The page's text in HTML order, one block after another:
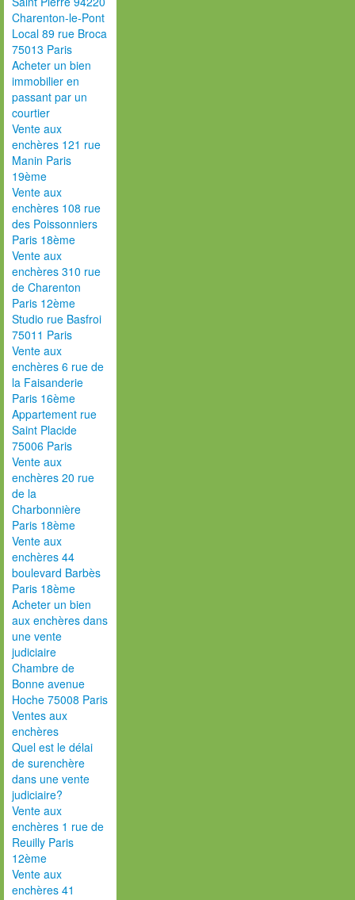
Charenton-le-Pont
Local 89 rue Broca
75013 Paris
Acheter un bien
immobilier en
passant par un
courtier
Vente aux
enchères 121 rue
Manin Paris
19ème
Vente aux
enchères 108 rue
des Poissonniers
Paris 18ème
Vente aux
enchères 310 rue
de Charenton
Paris 12ème
Studio rue Basfroi
75011 Paris
Vente aux
enchères 6 rue de
la Faisanderie
Paris 16ème
Appartement rue
Saint Placide
75006 Paris
Vente aux
enchères 20 rue
de la
Charbonnière
Paris 18ème
Vente aux
enchères 44
boulevard Barbès
Paris 18ème
Acheter un bien
aux enchères dans
une vente
judiciaire
Chambre de
Bonne avenue
Hoche 75008 Paris
Ventes aux
enchères
Quel est le délai
de surenchère
dans une vente
judiciaire?
Vente aux
enchères 1 rue de
Reuilly Paris
12ème
Vente aux
enchères 41